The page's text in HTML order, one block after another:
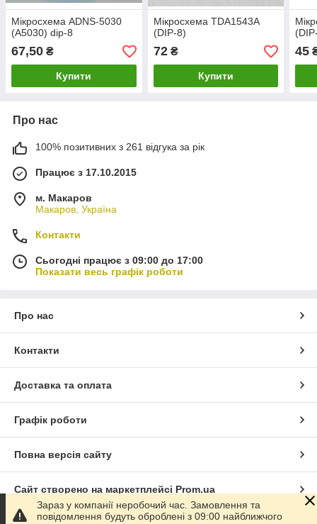
Мікросхема ADNS-5030
(A5030) dip-8
67,50 ₴
Купити
Мікросхема TDA1543A
(DIP-8)
72₴
Купити
45
Про нас
100% позитивних з 261 відгука за рік
Працює з 17.10.2015
м. Макаров
Макаров, Україна
Контакти
Сьогодні працює з 09:00 до 17:00
Показати весь графік роботи
Про нас
Контакти
Доставка та оплата
Графік роботи
Повна версія сайту
Сайт створено на маркетплейсі Prom.ua
Зараз у компанії неробочий час. Замовлення та
повідомлення будуть оброблені з 09:00 найближчого